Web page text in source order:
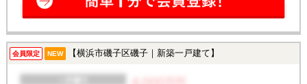
会員限定 NEW 【横浜市磯子区磯子｜新築一戸建て】